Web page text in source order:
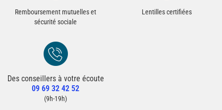
Remboursement mutuelles et
sécurité sociale
Lentilles certifiées
Redirection vers la page Contact du site
Des conseillers à votre écoute
09 69 32 42 52
Contacter un conseiller
(9h-19h)